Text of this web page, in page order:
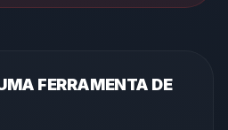
FERRAMENTA DE